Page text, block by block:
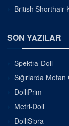
British Shorthair
SON YAZILAR
Spektra-Doll
Sığırlarda
DolliPrim
Metri-Doll
DolliSipra